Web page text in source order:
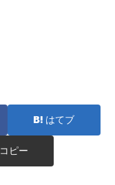
はてブ
コピー